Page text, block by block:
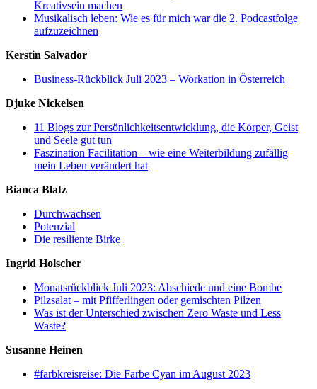
Kreativsein machen
Musikalisch leben: Wie es für mich war die 2. Podcastfolge
aufzuzeichnen
Kerstin Salvador
Business-Rückblick Juli 2023 – Workation in Österreich
Djuke Nickelsen
11 Blogs zur Persönlichkeitsentwicklung, die Körper, Geist
und Seele gut tun
Faszination Facilitation – wie eine Weiterbildung zufällig
mein Leben verändert hat
Bianca Blatz
Durchwachsen
Potenzial
Die resiliente Birke
Ingrid Holscher
Monatsrückblick Juli 2023: Abschiede und eine Bombe
Pilzsalat – mit Pfifferlingen oder gemischten Pilzen
Was ist der Unterschied zwischen Zero Waste und Less
Waste?
Susanne Heinen
#farbkreisreise: Die Farbe Cyan im August 2023